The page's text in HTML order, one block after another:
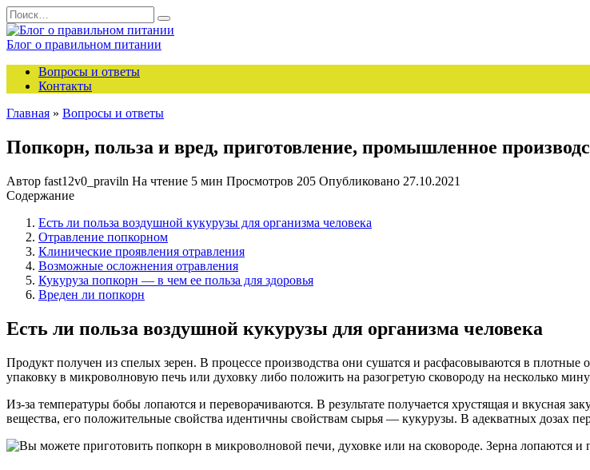
Перейти
к
содержанию
Search
for:
Блог о правильном питании
Вопросы и ответы
Контакты
Главная » Вопросы и ответы
Попкорн, польза и вред, приготовление, промышленное
Автор fast12v0_praviln На чтение 5 мин Просмотров 205 Опубликовано 27.10.2021
Содержание
Есть ли польза воздушной кукурузы для организма человека
Отравление попкорном
Клинические проявления отравления
Возможные осложнения отравления
Кукуруза попкорн — в чем ее польза для здоровья
Вреден ли попкорн
Есть ли польза воздушной кукурузы для организма человека
Продукт получен из спелых зерен. В процессе производства они сушатся и расфасовываются в
упаковку в микроволновую печь или духовку либо положить на разогретую сковороду на несколько
Из-за температуры бобы лопаются и переворачиваются. В результате получается хрустящая и вкусная
вещества, его положительные свойства идентичны свойствам сырья — кукурузы. В адекватных дозах